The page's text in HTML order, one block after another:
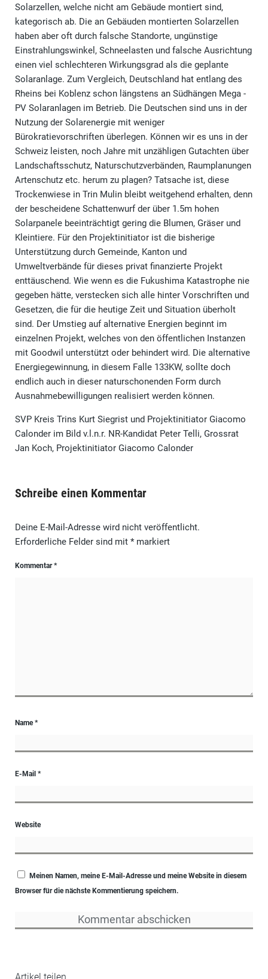
Solarzellen, welche nicht am Gebäude montiert sind,
kategorisch ab. Die an Gebäuden montierten Solarzellen
haben aber oft durch falsche Standorte, ungünstige
Einstrahlungswinkel, Schneelasten und falsche Ausrichtung
einen viel schlechteren Wirkungsgrad als die geplante
Solaranlage. Zum Vergleich, Deutschland hat entlang des
Rheins bei Koblenz schon längstens an Südhängen Mega -
PV Solaranlagen im Betrieb. Die Deutschen sind uns in der
Nutzung der Solarenergie mit weniger
Bürokratievorschriften überlegen. Können wir es uns in der
Schweiz leisten, noch Jahre mit unzähligen Gutachten über
Landschaftsschutz, Naturschutzverbänden, Raumplanungen
Artenschutz etc. herum zu plagen? Tatsache ist, diese
Trockenwiese in Trin Mulin bleibt weitgehend erhalten, denn
der bescheidene Schattenwurf der über 1.5m hohen
Solarpanele beeinträchtigt gering die Blumen, Gräser und
Kleintiere. Für den Projektinitiator ist die bisherige
Unterstützung durch Gemeinde, Kanton und
Umweltverbände für dieses privat finanzierte Projekt
enttäuschend. Wie wenn es die Fukushima Katastrophe nie
gegeben hätte, verstecken sich alle hinter Vorschriften und
Gesetzen, die für die heutige Zeit und Situation überholt
sind. Der Umstieg auf alternative Energien beginnt im
einzelnen Projekt, welches von den öffentlichen Instanzen
mit Goodwil unterstützt oder behindert wird. Die alternative
Energiegewinnung, in diesem Falle 133KW, sollte doch
endlich auch in dieser naturschonenden Form durch
Ausnahmebewilligungen realisiert werden können.
SVP Kreis Trins Kurt Siegrist und Projektinitiator Giacomo
Calonder im Bild v.l.n.r. NR-Kandidat Peter Telli, Grossrat
Jan Koch, Projektinitiator Giacomo Calonder
Schreibe einen Kommentar
Deine E-Mail-Adresse wird nicht veröffentlicht.
Erforderliche Felder sind mit *markiert
Kommentar*
Name*
E-Mail *
Website
Meinen Namen, meine E-Mail-Adresse und meine Website in diesem
Browser für die nächste Kommentierung speichern.